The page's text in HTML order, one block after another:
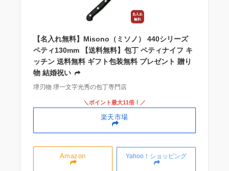
【名入れ無料】Misono（ミソノ） 440シリーズ
ペティ130mm 【送料無料】包丁 ペティナイフ キ
ッチン 送料無料 ギフト包装無料 プレゼント 贈り
物 結婚祝い
堺刃物 堺一文字光秀の包丁専門店
Amazon
＼ポイント最大11倍！／
楽天市場
Yahoo！ショッピング